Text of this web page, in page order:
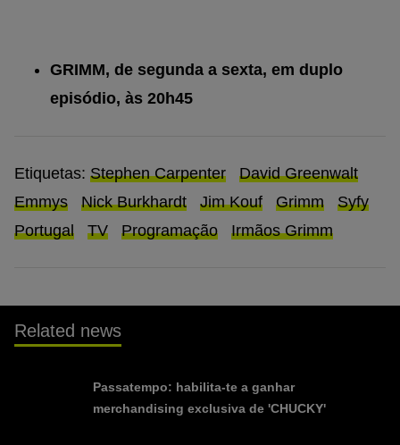
GRIMM, de segunda a sexta, em duplo
episódio, às 20h45
Etiquetas: Stephen Carpenter
David Greenwalt
Emmys
Nick Burkhardt Jim Kouf Grimm
Syfy
Portugal
TV Programação Irmãos Grimm
Related news
Passatempo: habilita-te a ganhar
merchandising exclusiva de 'CHUCKY'